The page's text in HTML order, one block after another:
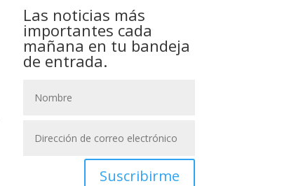
Las noticias más
importantes cada
mañana en tu bandeja
de entrada.
Suscribirme